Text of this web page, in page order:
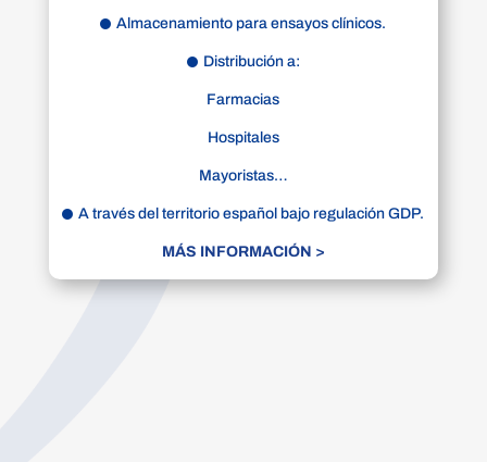
Almacenamiento para ensayos clínicos.
Distribución a:
Farmacias
Hospitales
Mayoristas…
A través del territorio español bajo regulación GDP.
MÁS INFORMACIÓN >